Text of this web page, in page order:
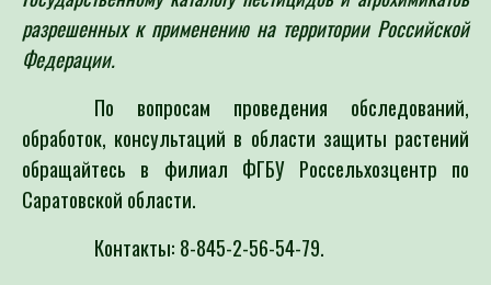
разрешенных к применению на территории Российской
Федерации.
По вопросам проведения обследований,
обработок, консультаций в области защиты растений
обращайтесь в филиал ФГБУ Россельхозцентр по
Саратовской области.
Контакты: 8-845-2-56-54-79.